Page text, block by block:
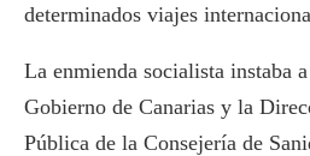
determinados viajes
La enmienda socialista instaba
Gobierno de Canarias y la
Pública de la Consejería de